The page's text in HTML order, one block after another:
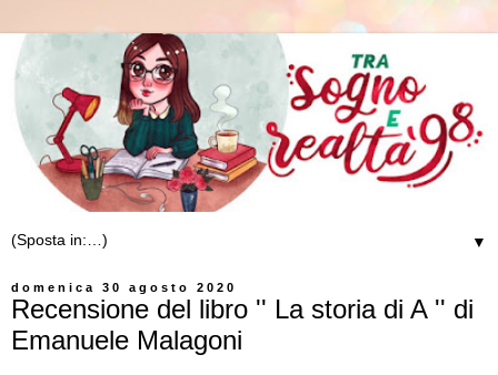
▼
domenica 30 agosto 2020
Recensione del libro '' La storia di A '' di
Emanuele Malagoni